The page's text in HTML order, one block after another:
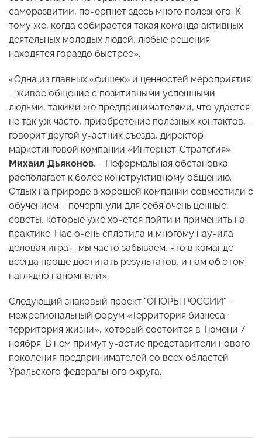
саморазвитии, почерпнет здесь много полезного. К
тому же, когда собирается такая команда активных
деятельных молодых людей, любые решения
находятся гораздо быстрее».
«Одна из главных «фишек» и ценностей мероприятия
– живое общение с позитивными успешными
людьми, такими же предпринимателями, что удается
не так уж часто, приобретение полезных контактов, -
говорит другой участник съезда, директор
маркетинговой компании «Интернет-Стратегия»
Михаил Дьяконов. – Неформальная обстановка
располагает к более конструктивному общению.
Отдых на природе в хорошей компании совместили с
обучением – почерпнули для себя очень ценные
советы, которые уже хочется пойти и применить на
практике. Нас очень сплотила и многому научила
деловая игра – мы часто забываем, что в команде
всегда проще достигать результатов, и нам об этом
наглядно напомнили».
Следующий знаковый проект "ОПОРЫ РОССИИ" –
межрегиональный форум «Территория бизнеса-
территория жизни», который состоится в Тюмени 7
ноября. В нем примут участие представители нового
поколения предпринимателей со всех областей
Уральского федерального округа.